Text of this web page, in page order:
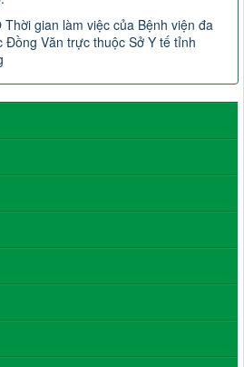
Thời gian làm việc của Bệnh viện đa
Đồng Văn trực thuộc Sở Y tế tỉnh